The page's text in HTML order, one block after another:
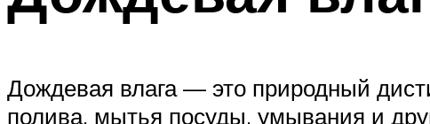
Дождевая влага — это природный
полива, мытья посуды, умывания и